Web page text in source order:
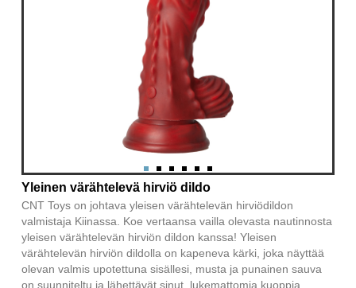
Yleinen värähtelevä hirviö dildo
CNT Toys on johtava yleisen värähtelevän hirviödildon
valmistaja Kiinassa. Koe vertaansa vailla olevasta nautinnosta
yleisen värähtelevän hirviön dildon kanssa! Yleisen
värähtelevän hirviön dildolla on kapeneva kärki, joka näyttää
olevan valmis upotettuna sisällesi, musta ja punainen sauva
on suunniteltu ja lähettävät sinut, lukemattomia kuoppia,